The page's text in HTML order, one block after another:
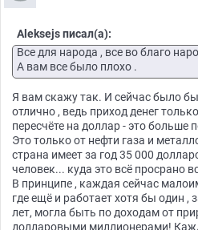
Aleksejs писал(а):
Все для народа , все во благо
А вам все было плохо .
Я вам скажу так. И сейчас было
отлично , ведь приход денег
пересчёте на доллар - это больше
Это только от нефти газа и
страна имеет за год 35 000
человек... куда это всё просрано
В принципе , каждая сейчас
где ещё и работает хотя бы один ,
лет, могла быть по доходам от
долларовыми миллионерами!